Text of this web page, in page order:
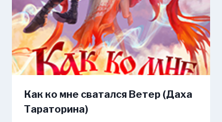
Как ко мне сватался Ветер (Даха
Тараторина)